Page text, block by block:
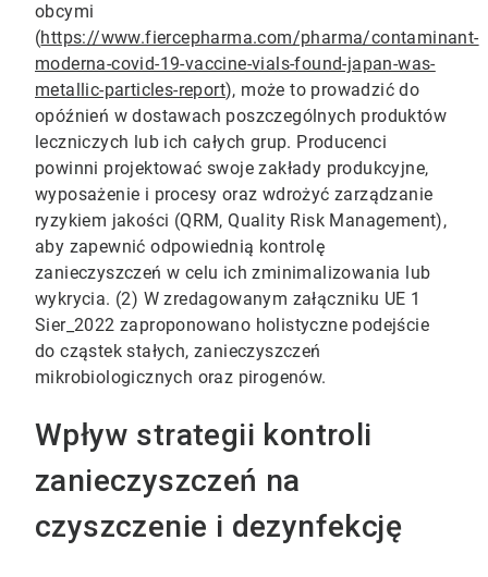
obcymi
(https://www.fiercepharma.com/pharma/contaminant-
moderna-covid-19-vaccine-vials-found-japan-was-
metallic-particles-report), może to prowadzić do
opóźnień w dostawach poszczególnych produktów
leczniczych lub ich całych grup.​​​​​​​ Producenci
powinni projektować swoje zakłady produkcyjne,
wyposażenie i procesy oraz wdrożyć zarządzanie
ryzykiem jakości (QRM, Quality Risk Management),
aby zapewnić odpowiednią kontrolę
zanieczyszczeń w celu ich zminimalizowania lub
wykrycia. (2) W zredagowanym załączniku UE 1
Sier_2022 zaproponowano holistyczne podejście
do cząstek stałych, zanieczyszczeń
mikrobiologicznych oraz pirogenów.
Wpływ strategii kontroli
zanieczyszczeń na
czyszczenie i dezynfekcję